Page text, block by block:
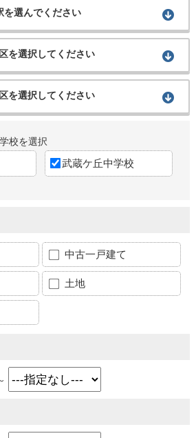
を選んでください
を選択してください
を選択してください
校を選択
武蔵ケ丘中学校
中古一戸建て
土地